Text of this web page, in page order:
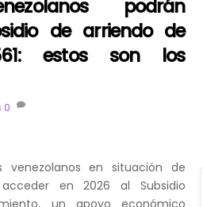
podrán
de arriendo de
estos son los
0
venezolanos en situación de
en 2026 al Subsidio
un apoyo económico